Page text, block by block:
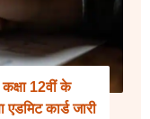
12वीं के
एडमिट कार्ड जारी